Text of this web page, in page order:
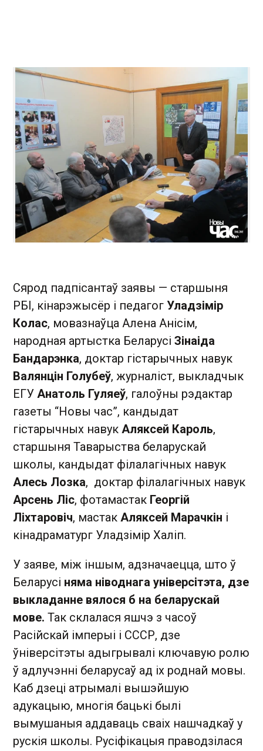
Сярод падпісантаў заявы — старшыня
РБІ, кінарэжысёр і педагог Уладзімір
Колас, мовазнаўца Алена Анісім,
народная артыстка Беларусі Зінаіда
Бандарэнка, доктар гістарычных навук
Валянцін Голубеў, журналіст, выкладчык
ЕГУ Анатоль Гуляеў, галоўны рэдактар
газеты “Новы час”, кандыдат
гістарычных навук Аляксей Кароль,
старшыня Таварыства беларускай
школы, кандыдат філалагічных навук
Алесь Лозка, доктар філалагічных навук
Арсень Ліс, фотамастак Георгій
Ліхтаровіч, мастак Аляксей Марачкін і
кінадраматург Уладзімір Халіп.
У заяве, між іншым, адзначаецца, што ў
Беларусі няма ніводнага універсітэта, дзе
выкладанне вялося б на беларускай
мове. Так склалася яшчэ з часоў
Расійскай імперыі і СССР, дзе
ўніверсітэты адыгрывалі ключавую ролю
ў адлучэнні беларусаў ад іх роднай мовы.
Каб дзеці атрымалі вышэйшую
адукацыю, многія бацькі былі
вымушаныя аддаваць сваіх нашчадкаў у
рускія школы. Русіфікацыя праводзілася